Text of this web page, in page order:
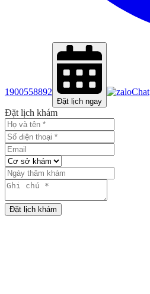
1900558892
Đặt lịch ngay
Chat
Đặt lịch khám
Đặt lịch khám